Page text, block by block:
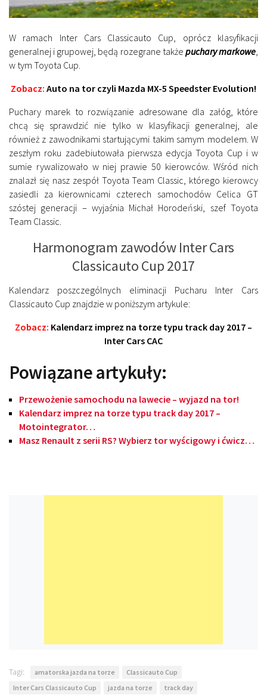
W ramach Inter Cars Classicauto Cup, oprócz klasyfikacji
generalnej i grupowej, będą rozegrane także puchary markowe,
w tym Toyota Cup.
Zobacz: Auto na tor czyli Mazda MX-5 Speedster Evolution!
Puchary marek to rozwiązanie adresowane dla załóg, które
chcą się sprawdzić nie tylko w klasyfikacji generalnej, ale
również z zawodnikami startującymi takim samym modelem. W
zeszłym roku zadebiutowała pierwsza edycja Toyota Cup i w
sumie rywalizowało w niej prawie 50 kierowców. Wśród nich
znalazł się nasz zespół Toyota Team Classic, którego kierowcy
zasiedli za kierownicami czterech samochodów Celica GT
szóstej generacji – wyjaśnia Michał Horodeński, szef Toyota
Team Classic.
Harmonogram zawodów Inter Cars
Classicauto Cup 2017
Kalendarz poszczególnych eliminacji Pucharu Inter Cars
Classicauto Cup znajdzie w poniższym artykule:
Zobacz: Kalendarz imprez na torze typu track day 2017 –
Inter Cars CAC
Powiązane artykuły:
Przewożenie samochodu na lawecie – wyjazd na tor!
Kalendarz imprez na torze typu track day 2017 –
Motointegrator…
Masz Renault z serii RS? Wybierz tor wyścigowy i ćwicz…
Tagi: amatorska jazda na torze
Classicauto Cup
Inter Cars Classicauto Cup
jazda na torze track day